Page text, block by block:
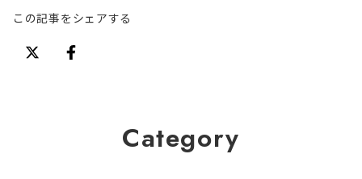
この記事をシェアする
Category